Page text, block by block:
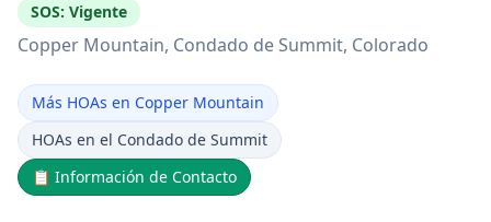
SOS: Vigente
Copper Mountain, Condado de Summit, Colorado
Más HOAs en Copper Mountain
HOAs en el Condado de Summit
📋 Información de Contacto